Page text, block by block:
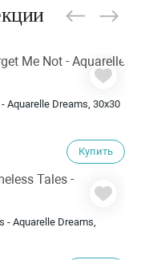
Aquarelle Dreams, 30х30
Купить
- Aquarelle Dreams,